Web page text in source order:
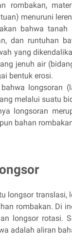
rombakan,
menuruni
bahwa
dan runtuhan
yang
jenuh air
bentuk erosi.
longsoran
melalui suatu
longsoran
bahan
longsor translasi,
rombakan. Di
longsor rotasi.
adalah aliran